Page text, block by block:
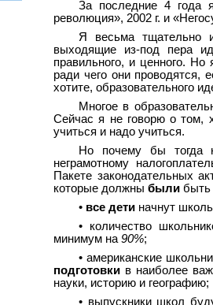
За последние 4 года
революция», 2002 г. и
Я весьма тщательно
выходящие из-под пера
правильного, и ценного.
ради чего они проводятся,
хотите, образовательного
Многое в
Сейчас я не говорю о том,
учиться и надо учиться.
Но почему бы тогда
неграмотному
Пакете законодательных
которые должны были быть
• все дети начнут
• количество
минимум на90%;
• американские
подготовки в наиболее
науки, историю и географию;
• выпускники школ